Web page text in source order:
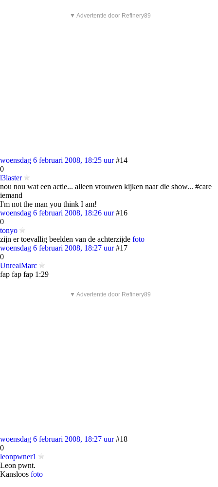
▼ Advertentie door Refinery89
woensdag 6 februari 2008, 18:25 uur #14
0
l3laster
nou nou wat een actie... alleen vrouwen kijken naar die show... #care
iemand
I'm not the man you think I am!
woensdag 6 februari 2008, 18:26 uur #16
0
tonyo
zijn er toevallig beelden van de achterzijde foto
woensdag 6 februari 2008, 18:27 uur #17
0
UnrealMarc
fap fap fap 1:29
▼ Advertentie door Refinery89
woensdag 6 februari 2008, 18:27 uur #18
0
leonpwner1
Leon pwnt.
Kansloos foto